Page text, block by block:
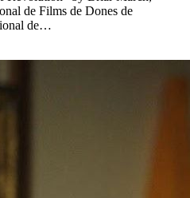
de Films de Dones de
de…